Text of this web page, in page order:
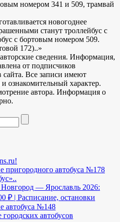
номером 341 и 509, трамвай
новогоднее
станут троллейбус с
с бортовым номером 509.
172)..»
сведения. Информация,
от подписчиков
сайта. Все записи имеют
ознакомительный характер.
автора. Информация о
пригородного автобуса №178
— Ярославль 2026:
₽ | Расписание, остановки
автобуса №148
автобусов